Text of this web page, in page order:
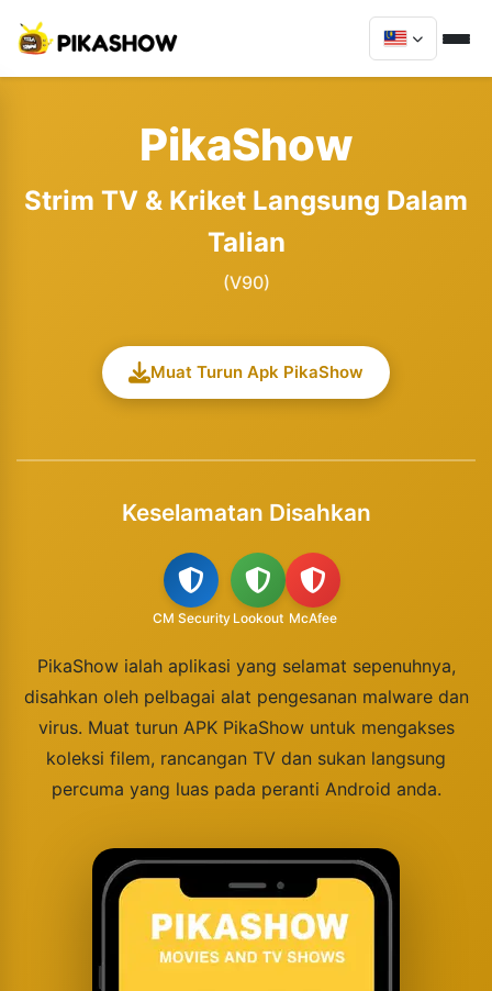
PikaShow
Strim TV & Kriket Langsung Dalam
Talian
(V90)
Muat Turun Apk PikaShow
Keselamatan Disahkan
CM Security Lookout McAfee
PikaShow ialah aplikasi yang selamat sepenuhnya,
disahkan oleh pelbagai alat pengesanan malware dan
virus. Muat turun APK PikaShow untuk mengakses
koleksi filem, rancangan TV dan sukan langsung
percuma yang luas pada peranti Android anda.